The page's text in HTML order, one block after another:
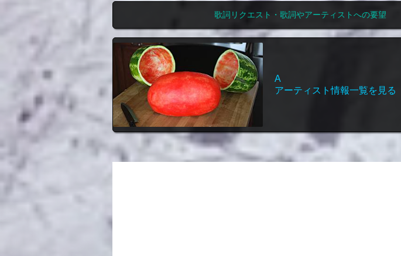
歌詞リクエスト・歌詞やアーティストへの要望
A
アーティスト情報一覧を見る